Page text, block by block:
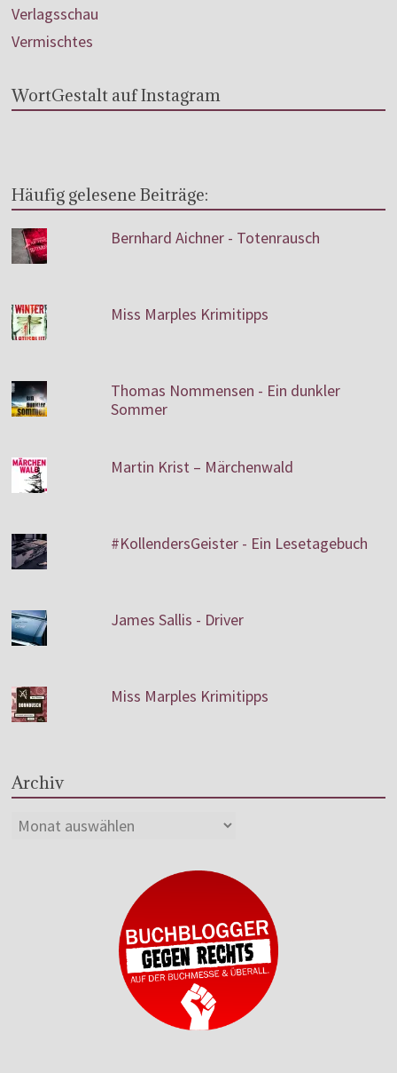
Verlagsschau
Vermischtes
WortGestalt auf Instagram
Häufig gelesene Beiträge:
Bernhard Aichner - Totenrausch
Miss Marples Krimitipps
Thomas Nommensen - Ein dunkler
Sommer
Martin Krist – Märchenwald
#KollendersGeister - Ein Lesetagebuch
James Sallis - Driver
Miss Marples Krimitipps
Archiv